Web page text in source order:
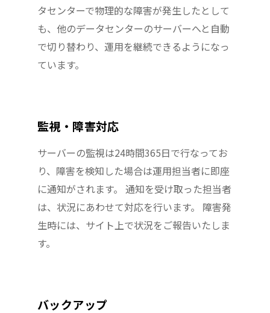
タセンターで物理的な障害が発生したとして
も、他のデータセンターのサーバーへと自動
で切り替わり、運用を継続できるようになっ
ています。
監視・障害対応
サーバーの監視は24時間365日で行なってお
り、障害を検知した場合は運用担当者に即座
に通知がされます。 通知を受け取った担当者
は、状況にあわせて対応を行います。 障害発
生時には、サイト上で状況をご報告いたしま
す。
バックアップ